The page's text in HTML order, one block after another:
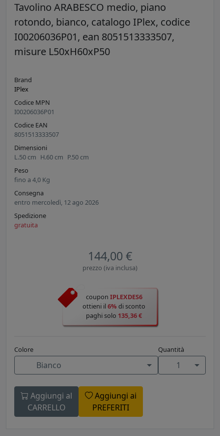
Tavolino ARABESCO medio, piano
rotondo, bianco, catalogo IPlex, codice
I00206036P01, ean 8051513333507,
misure L50xH60xP50
Brand
IPlex
Codice MPN
I00206036P01
Codice EAN
8051513333507
Dimensioni
L.50 cm H.60 cm P.50 cm
Peso
fino a 4,0 Kg
Consegna
entro mercoledì, 12 ago 2026
Spedizione
gratuita
144,00 €
prezzo (iva inclusa)
coupon IPLEXDES6
ottieni il6% di sconto
paghi solo 135,36 €
Colore
Bianco
Quantità
1
Aggiungi al
CARRELLO
Aggiungi ai
PREFERITI